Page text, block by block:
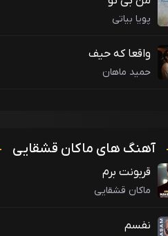
پویا بیاتی
واقعا که حیف
حمید ماهان
آهنگ های ماکان قشقایی
قربونت برم
ماکان قشقایی
نفسم